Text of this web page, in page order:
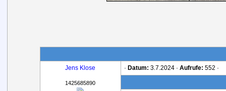
Jens Klose
1425685890
· Datum: 3.7.2024 · Aufrufe: 552 ·